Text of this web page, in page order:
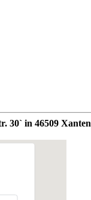
30` in 46509 Xanten